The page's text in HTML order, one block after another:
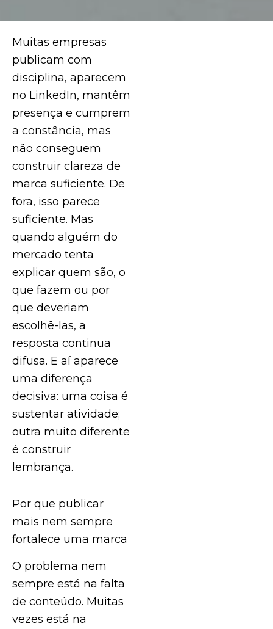
Muitas empresas
publicam com
disciplina, aparecem
no LinkedIn, mantêm
presença e cumprem
a constância, mas
não conseguem
construir clareza de
marca suficiente. De
fora, isso parece
suficiente. Mas
quando alguém do
mercado tenta
explicar quem são, o
que fazem ou por
que deveriam
escolhê-las, a
resposta continua
difusa. E aí aparece
uma diferença
decisiva: uma coisa é
sustentar atividade;
outra muito diferente
é construir
lembrança.
Por que publicar
mais nem sempre
fortalece uma marca
O problema nem
sempre está na falta
de conteúdo. Muitas
vezes está na